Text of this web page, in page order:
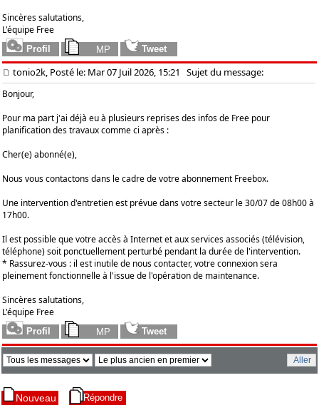
Sincères salutations,
L'équipe Free
tonio2k, Posté le: Mar 07 Juil 2026, 15:21 Sujet du message:
Bonjour,
Pour ma part j'ai déjà eu à plusieurs reprises des infos de Free pour
planification des travaux comme ci après :
Cher(e) abonné(e),
Nous vous contactons dans le cadre de votre abonnement Freebox.
Une intervention d'entretien est prévue dans votre secteur le 30/07 de 08h00 à
17h00.
Il est possible que votre accès à Internet et aux services associés (télévision,
téléphone) soit ponctuellement perturbé pendant la durée de l'intervention.
* Rassurez-vous : il est inutile de nous contacter, votre connexion sera
pleinement fonctionnelle à l'issue de l'opération de maintenance.
Sincères salutations,
L'équipe Free